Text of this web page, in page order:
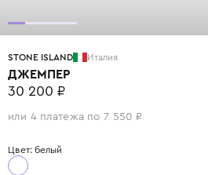
STONE ISLAND Италия
ДЖЕМПЕР
30 200 ₽
или 4 платежа по 7 550 ₽
Цвет: белый